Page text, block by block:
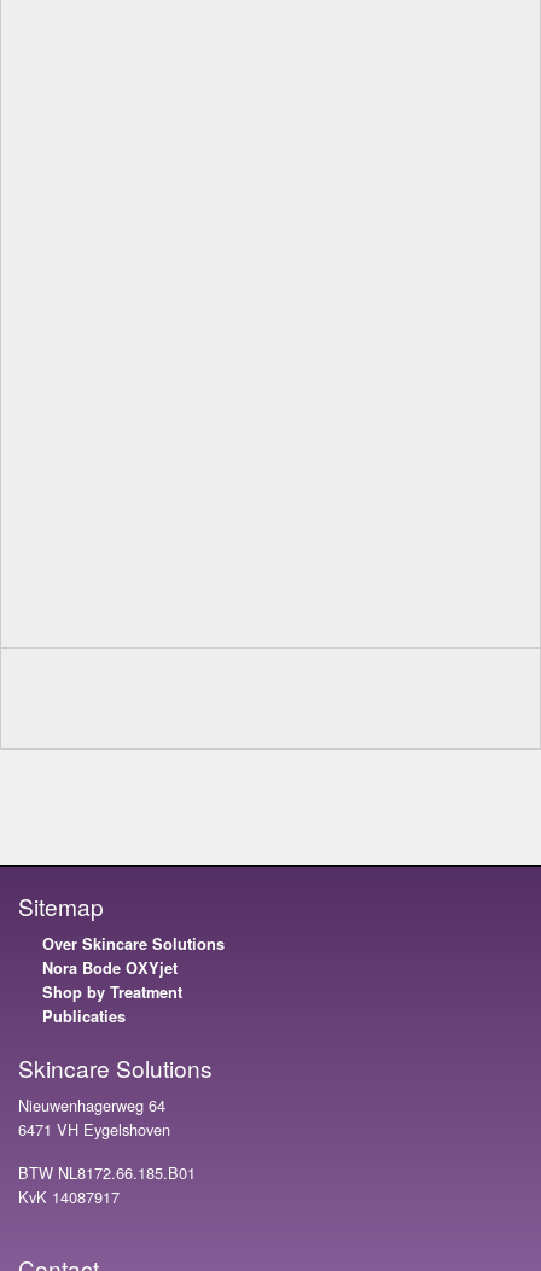
Sitemap
Over Skincare Solutions
Nora Bode OXYjet
Shop by Treatment
Publicaties
Skincare Solutions
Nieuwenhagerweg 64
6471 VH Eygelshoven
BTW NL8172.66.185.B01
KvK 14087917